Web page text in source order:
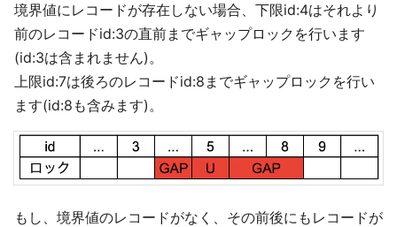
境界値にレコードが存在しない場合、下限id:4はそれより
前のレコードid:3の直前までギャップロックを行います
(id:3は含まれません)。
上限id:7は後ろのレコードid:8までギャップロックを行い
ます(id:8も含みます)。
もし、境界値のレコードがなく、その前後にもレコードが